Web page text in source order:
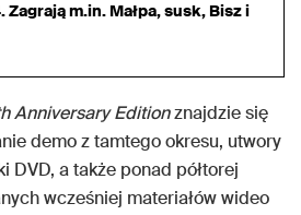
Zagrają m.in. Małpa, susk, Bisz i
Anniversary Editionznajdzie się
demo z tamtego okresu, utwory
DVD, a także ponad półtorej
wcześniej materiałów wideo